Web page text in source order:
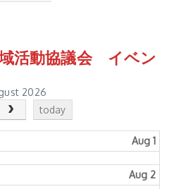
活動協議会 イベン
2026
today
Aug 1
Aug 2